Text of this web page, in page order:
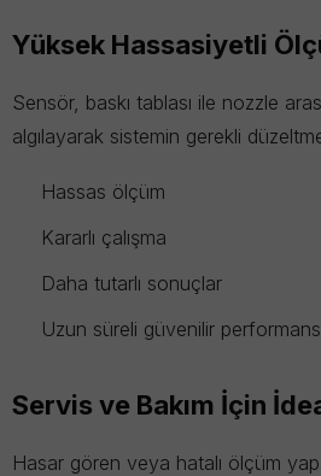
Yüksek Hassasiyetli
Sensör, baskı tablası ile nozzle
algılayarak sistemin gerekli
Hassas ölçüm
Kararlı çalışma
Daha tutarlı sonuçlar
Uzun süreli güvenilir performans
Servis ve Bakım İçin
Hasar gören veya hatalı ölçüm